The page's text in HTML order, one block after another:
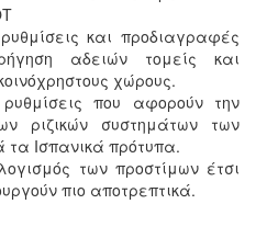
και προδιαγραφές
αδειών τομείς και
χώρους.
που αφορούν την
ριζικών συστημάτων των
τα Ισπανικά πρότυπα.
των προστίμων έτσι
πιο αποτρεπτικά.